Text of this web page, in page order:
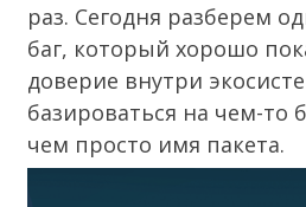
раз. Сегодня разберем
баг, который хорошо
доверие внутри
базироваться на чем-то
чем просто имя пакета.